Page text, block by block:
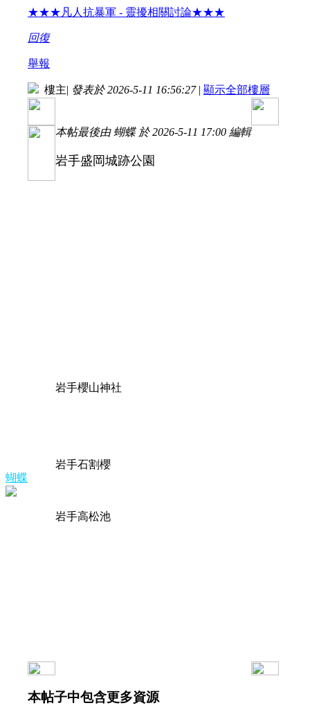
★★★凡人抗暴軍 - 靈擾相關討論★★★
回復
舉報
蝴蝶
樓主| 發表於 2026-5-11 16:56:27 | 顯示全部樓層
本帖最後由 蝴蝶 於 2026-5-11 17:00 編輯
岩手盛岡城跡公園
岩手櫻山神社
岩手石割櫻
岩手高松池
本帖子中包含更多資源